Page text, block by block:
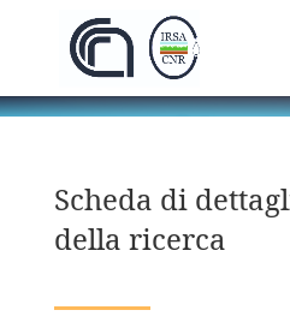
Scheda di
della ricerca